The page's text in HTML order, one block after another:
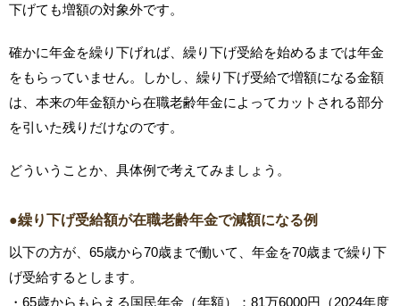
下げても増額の対象外です。
確かに年金を繰り下げれば、繰り下げ受給を始めるまでは年金
をもらっていません。しかし、繰り下げ受給で増額になる金額
は、本来の年金額から在職老齢年金によってカットされる部分
を引いた残りだけなのです。
どういうことか、具体例で考えてみましょう。
●繰り下げ受給額が在職老齢年金で減額になる例
以下の方が、65歳から70歳まで働いて、年金を70歳まで繰り下
げ受給するとします。
・65歳からもらえる国民年金（年額）：81万6000円（2024年度